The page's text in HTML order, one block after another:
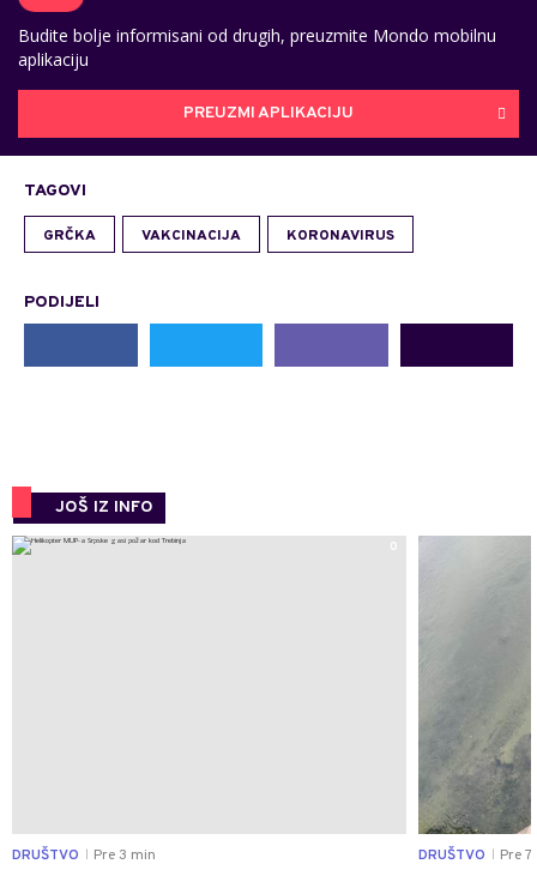
Budite bolje informisani od drugih, preuzmite Mondo mobilnu
aplikaciju
PREUZMI APLIKACIJU
TAGOVI
GRČKA VAKCINACIJA KORONAVIRUS
PODIJELI
JOŠ IZ INFO
0
DRUŠTVO Pre 3 min DRUŠTVO Pre